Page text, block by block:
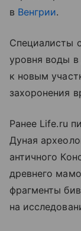
в Венгрии.
Специалисты
уровня воды
к новым
захоронения
Ранее Life.ru
Дуная
античного
древнего
фрагменты
на